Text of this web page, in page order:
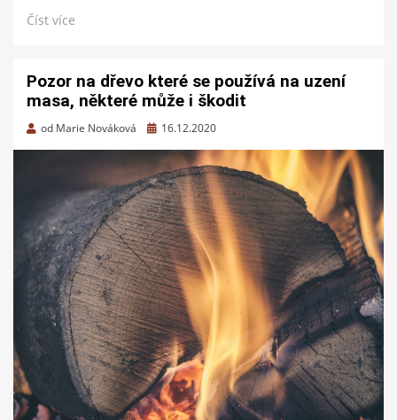
Číst více
Pozor na dřevo které se používá na uzení
masa, některé může i škodit
od Marie Nováková
Zveřejněno
16.12.2020